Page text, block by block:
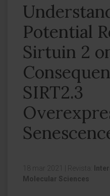
Potential
Sirtuin 2
SIRT2.3
18 mar 2021 Revista:
Molecular Sciences